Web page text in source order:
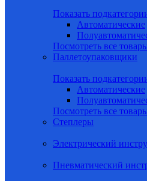
Показать
Автоматические
Посмотреть все
Паллетоупаковщики
Показать
Автоматические
Посмотреть все
Степлеры
Электрический
Пневматический